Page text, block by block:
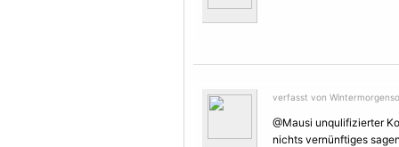
verfasst von
@Mausi unqulifizierter
nichts vernünftiges